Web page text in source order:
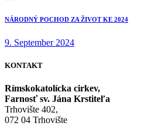
NÁRODNÝ POCHOD ZA ŽIVOT KE 2024
9. September 2024
KONTAKT
Rímskokatolícka cirkev,
Farnosť sv. Jána Krstiteľa
Trhovište 402,
072 04 Trhovište